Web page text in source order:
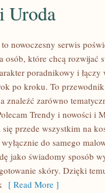
Uroda
nowoczesny serwis
osób, które chcą rozwijać
poradnikowy i
po kroku. To
znaleźć zarówno
Trendy i nowości i
przede wszystkim na
do samego
jako świadomy sposób
skóry. Dzięki
[ Read More ]